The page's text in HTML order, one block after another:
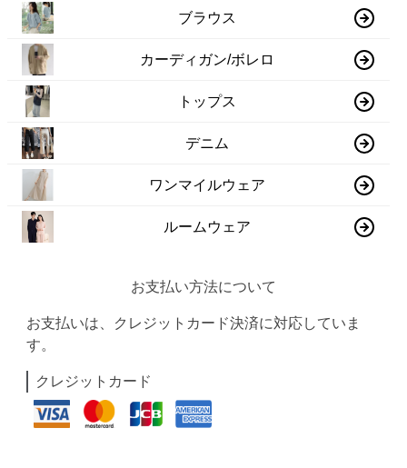
ブラウス
カーディガン/ボレロ
トップス
デニム
ワンマイルウェア
ルームウェア
お支払い方法について
お支払いは、クレジットカード決済に対応していま
す。
クレジットカード